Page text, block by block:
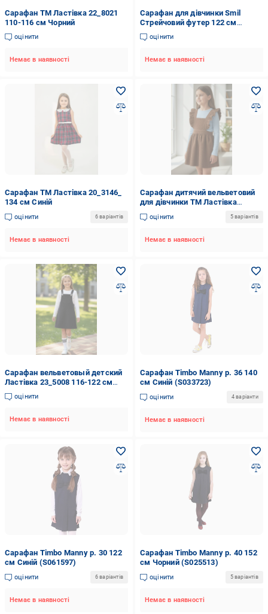
Сарафан ТМ Ластівка 22_8021
110-116 см Чорний
оцінити
Немає в наявності
Сарафан для дівчинки Smil
Стрейчовий футер 122 см
Чорний (120448)
оцінити
Немає в наявності
Сарафан ТМ Ластівка 20_3146_
134 см Синій
оцінити 6 варіантів
Немає в наявності
Сарафан дитячий вельветовий
для дівчинки ТМ Ластівка
25_5005 134 см Світло-
коричневий
оцінити 5 варіантів
Немає в наявності
Сарафан вельветовый детский
Ластівка 23_5008 116-122 см
Чорний
оцінити
Немає в наявності
Сарафан Timbo Manny р. 36 140
см Синій (S033723)
оцінити 4 варіанти
Немає в наявності
Сарафан Timbo Manny р. 30 122
см Синій (S061597)
оцінити 6 варіантів
Немає в наявності
Сарафан Timbo Manny р. 40 152
см Чорний (S025513)
оцінити 5 варіантів
Немає в наявності